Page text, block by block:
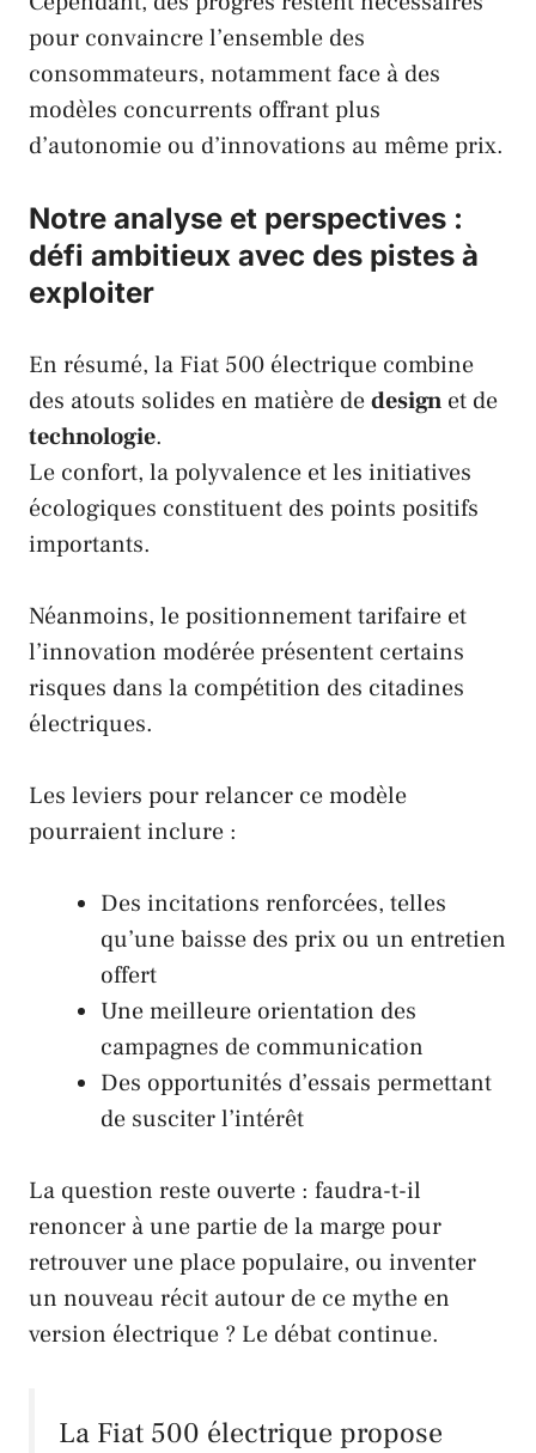
pour convaincre l’ensemble des
consommateurs, notamment face à des
modèles concurrents offrant plus
d’autonomie ou d’innovations au même prix.
Notre analyse et perspectives :
défi ambitieux avec des pistes à
exploiter
En résumé, la Fiat 500 électrique combine
des atouts solides en matière dedesign et de
technologie.
Le confort, la polyvalence et les initiatives
écologiques constituent des points positifs
importants.
Néanmoins, le positionnement tarifaire et
l’innovation modérée présentent certains
risques dans la compétition des citadines
électriques.
Les leviers pour relancer ce modèle
pourraient inclure :
Des incitations renforcées, telles
qu’une baisse des prix ou un entretien
offert
Une meilleure orientation des
campagnes de communication
Des opportunités d’essais permettant
de susciter l’intérêt
La question reste ouverte : faudra-t-il
renoncer à une partie de la marge pour
retrouver une place populaire, ou inventer
un nouveau récit autour de ce mythe en
version électrique ? Le débat continue.
La Fiat 500 électrique propose